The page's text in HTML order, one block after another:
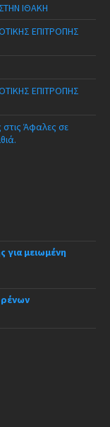
ΙΘΑΚΗ
ΕΠΙΤΡΟΠΗΣ
ΕΠΙΤΡΟΠΗΣ
στις Άφαλες σε
για μειωμένη